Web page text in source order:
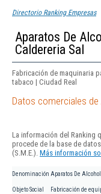
Directorio Ranking Empresas
Aparatos De
Caldereria Sal
Fabricación de maquinaria
tabaco | Ciudad Real
Datos comerciales de
La información del Ranking
procede de la base de
(S.M.E.). Más información
Denominación Aparatos De Alcohol
Objeto Social Fabricación de